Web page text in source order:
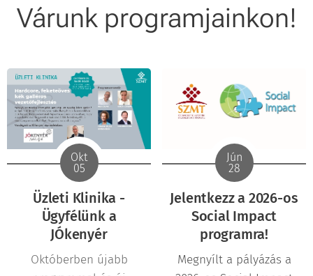
Várunk programjainkon!
Okt
05
Üzleti Klinika -
Ügyfélünk a
JÓkenyér
Októberben újabb
Jún
28
Jelentkezz a 2026-os
Social Impact
programra!
Megnyílt a pályázás a